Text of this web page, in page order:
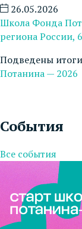
26.05.2026
Школа Фонда
региона России,
Подведены итоги
Потанина — 2026
События
Все события